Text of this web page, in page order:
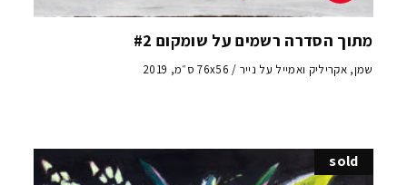
מתוך הסדרה רשמים על שומקום #2
שמן, אקריליק ואמייל על נייר / 76x56 ס״מ, 2019
sold